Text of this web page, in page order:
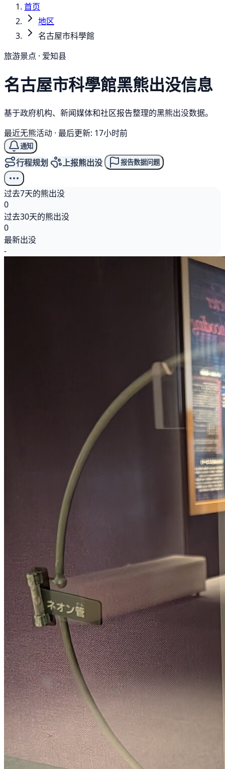
首页
地区
名古屋市科學館
旅游景点 · 爱知县
名古屋市科學館黑熊出没信息
基于政府机构、新闻媒体和社区报告整理的黑熊出没数据。
最近无熊活动 · 最后更新: 17小时前
通知
行程规划 上报熊出没 报告数据问题
过去7天的熊出没
0
过去30天的熊出没
0
最新出没
-